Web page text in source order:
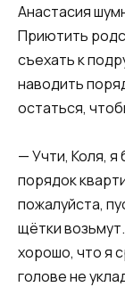
Анастасия
Приютить
съехать к
наводить
остаться,
— Учти, Коля, я
порядок
пожалуйста,
щётки
хорошо, что я
голове не